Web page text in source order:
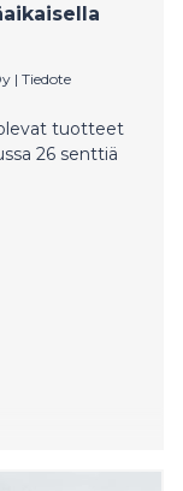
| Tiedote
tuotteet
26 senttiä